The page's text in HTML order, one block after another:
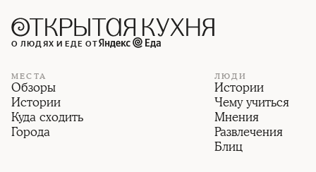
О ЛЮДЯХ И ЕДЕ ОТ
МЕСТА
Обзоры
Истории
Куда сходить
Города
ЛЮДИ
Истории
Чему учиться
Мнения
Развлечения
Блиц